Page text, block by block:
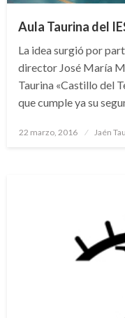
Aula Taurina del
La idea surgió por
director José María
Taurina «Castillo del
que cumple ya su
Publicado
22 marzo, 2016 Jaén